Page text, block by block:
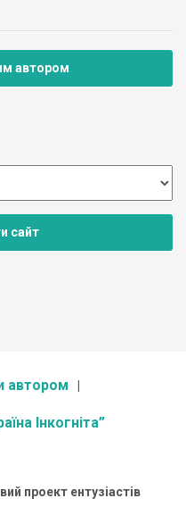
автором
сайт
автором
Інкогніта”
проект ентузіастів